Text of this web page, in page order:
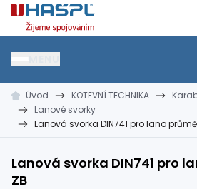
Hašpl
HŘEBÍKY
kramle
SPOJOVACÍ MATERIÁL
vruty, šrouby, matice
Úvod KOTEVNÍ TECHNIKA
Lanové svorky
Lanová svorka DIN741 pro lano
Lanová svorka DIN741 pro
ZB